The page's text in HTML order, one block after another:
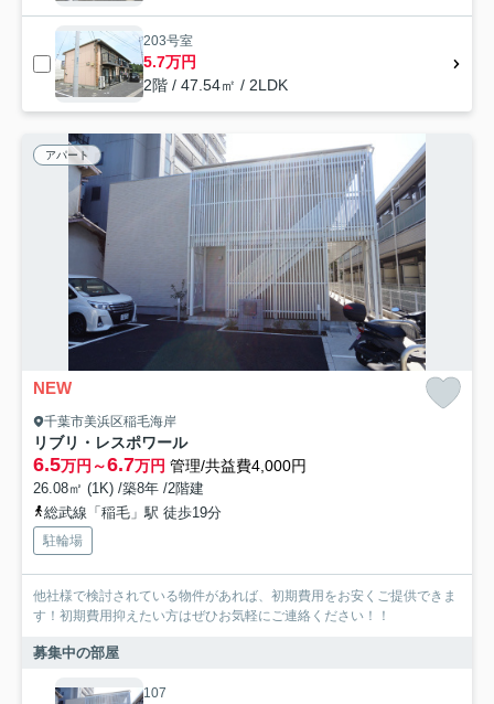
203号室
5.7万円
2階 / 47.54㎡ / 2LDK
アパート
NEW
千葉市美浜区稲毛海岸
リブリ・レスポワール
6.5万円～6.7万円 管理/共益費4,000円
26.08㎡ (1K) /築8年 /2階建
総武線「稲毛」駅 徒歩19分
駐輪場
他社様で検討されている物件があれば、初期費用をお安くご提供できま
す！初期費用抑えたい方はぜひお気軽にご連絡ください！！
募集中の部屋
107